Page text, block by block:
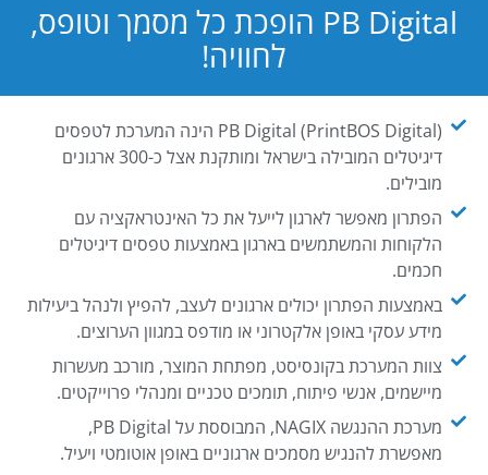
PB Digital הופכת כל מסמך וטופס,
לחוויה!
PB Digital (PrintBOS Digital) הינה המערכת לטפסים
דיגיטלים המובילה בישראל ומותקנת אצל כ-300 ארגונים
מובילים.
הפתרון מאפשר לארגון לייעל את כל האינטראקציה עם
הלקוחות והמשתמשים בארגון באמצעות טפסים דיגיטלים
חכמים.
באמצעות הפתרון יכולים ארגונים לעצב, להפיץ ולנהל ביעילות
מידע עסקי באופן אלקטרוני או מודפס במגוון הערוצים.
צוות המערכת בקונסיסט, מפתחת המוצר, מורכב מעשרות
מיישמים, אנשי פיתוח, תומכים טכניים ומנהלי פרוייקטים.
מערכת ההנגשה NAGIX, המבוססת על PB Digital,
מאפשרת להנגיש מסמכים ארגוניים באופן אוטומטי ויעיל.